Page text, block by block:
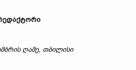
ღამე, თბილისი